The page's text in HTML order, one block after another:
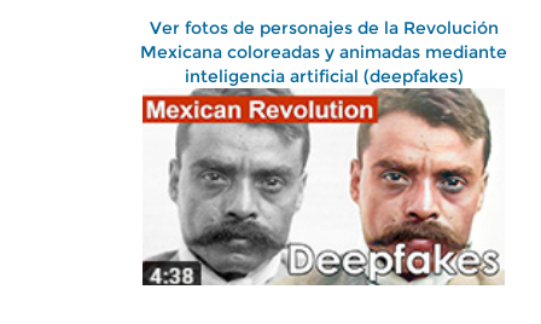
Ver fotos de personajes de la Revolución
Mexicana coloreadas y animadas mediante
inteligencia artificial (deepfakes)